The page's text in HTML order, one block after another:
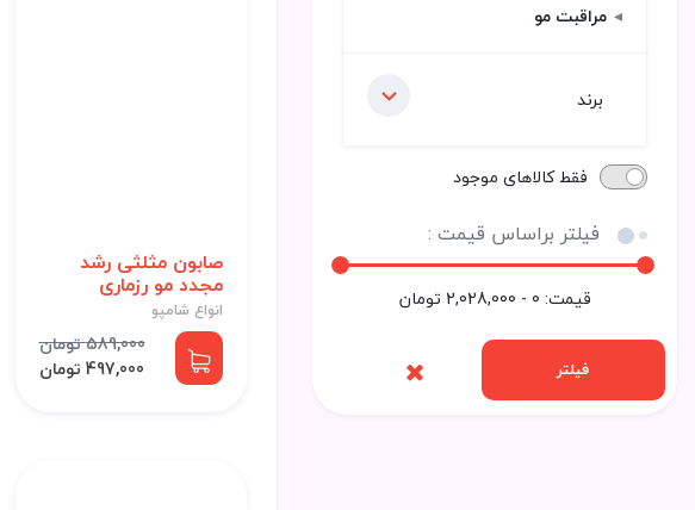
مراقبت مو
برند
فقط کالاهای موجود
فیلتر براساس قیمت :
قیمت: 0 - 2,028,000 تومان
فیلتر
صابون مثلثی رشد
مجدد مو رزماری
انواع شامپو
589,000 تومان
497,000 تومان